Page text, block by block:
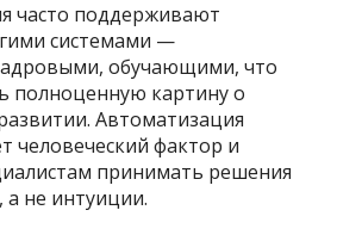
часто поддерживают
системами —
обучающими, что
полноценную картину о
Автоматизация
человеческий фактор и
принимать решения
а не интуиции.